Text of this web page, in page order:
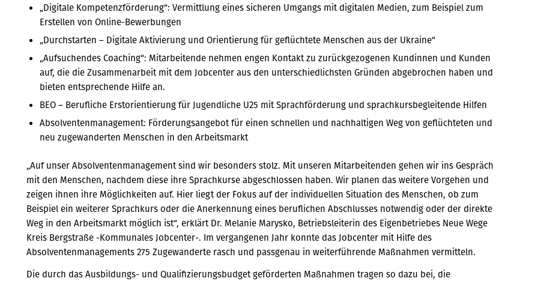
„Digitale Kompetenzförderung“: Vermittlung eines sicheren Umgangs mit digitalen Medien, zum Beispiel zum
Erstellen von Online-Bewerbungen
„Durchstarten – Digitale Aktivierung und Orientierung für geflüchtete Menschen aus der Ukraine“
„Aufsuchendes Coaching“: Mitarbeitende nehmen engen Kontakt zu zurückgezogenen Kundinnen und Kunden
auf, die die Zusammenarbeit mit dem Jobcenter aus den unterschiedlichsten Gründen abgebrochen haben und
bieten entsprechende Hilfe an.
BEO – Berufliche Erstorientierung für Jugendliche U25 mit Sprachförderung und sprachkursbegleitende Hilfen
Absolventenmanagement: Förderungsangebot für einen schnellen und nachhaltigen Weg von geflüchteten und
neu zugewanderten Menschen in den Arbeitsmarkt
„Auf unser Absolventenmanagement sind wir besonders stolz. Mit unseren Mitarbeitenden gehen wir ins Gespräch
mit den Menschen, nachdem diese ihre Sprachkurse abgeschlossen haben. Wir planen das weitere Vorgehen und
zeigen ihnen ihre Möglichkeiten auf. Hier liegt der Fokus auf der individuellen Situation des Menschen, ob zum
Beispiel ein weiterer Sprachkurs oder die Anerkennung eines beruflichen Abschlusses notwendig oder der direkte
Weg in den Arbeitsmarkt möglich ist“, erklärt Dr. Melanie Marysko, Betriebsleiterin des Eigenbetriebes Neue Wege
Kreis Bergstraße -Kommunales Jobcenter-. Im vergangenen Jahr konnte das Jobcenter mit Hilfe des
Absolventenmanagements 275 Zugewanderte rasch und passgenau in weiterführende Maßnahmen vermitteln.
Die durch das Ausbildungs- und Qualifizierungsbudget geförderten Maßnahmen tragen so dazu bei, die